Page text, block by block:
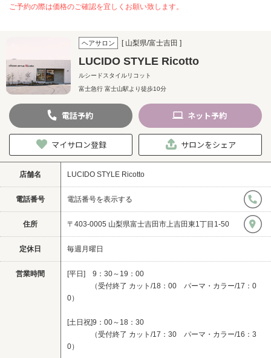
ご予約の際は価格のご確認を宜しくお願い致します。
ヘアサロン [ 山梨県/富士吉田 ]
LUCIDO STYLE Ricotto
ルシードスタイルリコット
富士急行 富士山駅より徒歩10分
電話予約 ネット予約
マイサロン登録 サロンをシェア
店舗名 LUCIDO STYLE Ricotto
電話番号 電話番号を表示する
住所 〒403-0005 山梨県富士吉田市上吉田東1丁目1-50
定休日 毎週月曜日
営業時間
[平日] 9：30～19：00
（受付終了 カット/18：00 パーマ・カラー/17：0
0）
[土日祝]9：00～18：30
（受付終了 カット/17：30 パーマ・カラー/16：3
0）